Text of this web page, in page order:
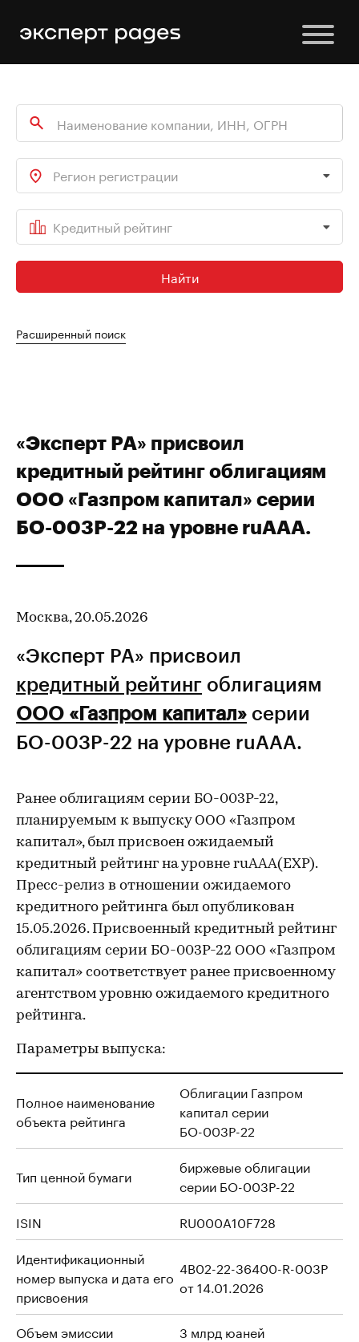
Регион регистрации
Кредитный рейтинг
Найти
Расширенный поиск
«Эксперт РА» присвоил
кредитный рейтинг облигациям
ООО «Газпром капитал» серии
БО-003Р-22 на уровне ruAAA.
Москва, 20.05.2026
«Эксперт РА» присвоил
кредитный рейтинг облигациям
ООО «Газпром капитал» серии
БО-003Р-22 на уровне ruAAA.
Ранее облигациям серии БО-003Р-22,
планируемым к выпуску ООО «Газпром
капитал», был присвоен ожидаемый
кредитный рейтинг на уровне ruAAA(EXP).
Пресс-релиз в отношении ожидаемого
кредитного рейтинга был опубликован
15.05.2026. Присвоенный кредитный рейтинг
облигациям серии БО-003Р-22 ООО «Газпром
капитал» соответствует ранее присвоенному
агентством уровню ожидаемого кредитного
рейтинга.
Параметры выпуска:
Полное наименование
объекта рейтинга
Облигации Газпром
капитал серии
БО-003Р-22
Тип ценной бумаги
биржевые облигации
серии БО-003Р-22
ISIN
RU000A10F728
Идентификационный
номер выпуска и дата его
присвоения
4B02-22-36400-R-003P
от 14.01.2026
Объем эмиссии
3 млрд юаней